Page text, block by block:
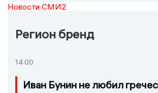
Новости СМИ2
Регион бренд
14:00
Иван Бунин не любил